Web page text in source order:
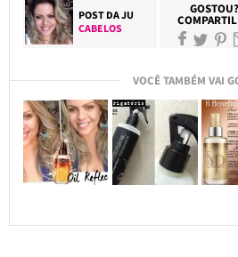
POST DAJU
CABELOS
VOCÊ TAMBÉM VAI